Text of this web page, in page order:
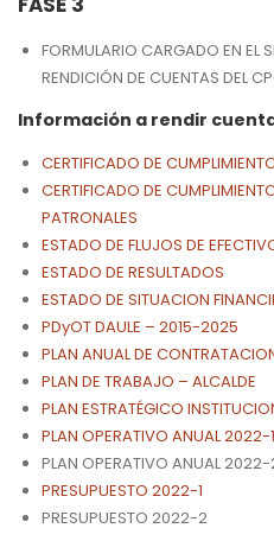
FORMULARIO CARGADO EN EL
RENDICIÓN DE CUENTAS DEL
Información a rendir
CERTIFICADO DE
CERTIFICADO DE
PATRONALES
ESTADO DE FLUJOS DE
ESTADO DE RESULTADOS
ESTADO DE SITUACION
PDyOT DAULE – 2015-2025
PLAN ANUAL DE
PLAN DE TRABAJO – ALCALDE
PLAN ESTRATÉGICO
PLAN OPERATIVO ANUAL 2022-1
PLAN OPERATIVO ANUAL
PRESUPUESTO 2022-1
PRESUPUESTO 2022-2